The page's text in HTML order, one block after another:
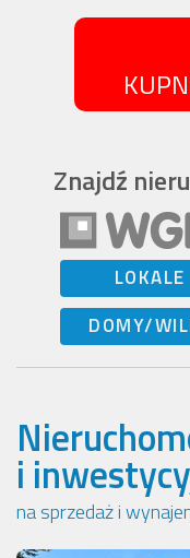
Znajdź
LOKALE
DOMY/
i
na sprzedaż i